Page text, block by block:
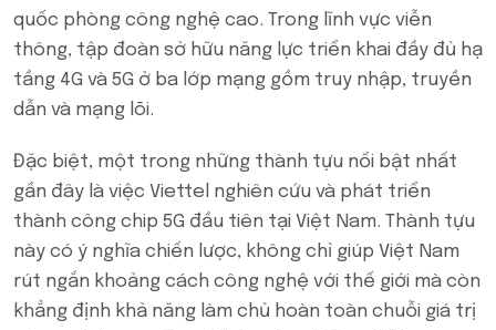
quốc phòng công nghệ cao. Trong lĩnh vực viễn
thông, tập đoàn sở hữu năng lực triển khai đầy đủ hạ
tầng 4G và 5G ở ba lớp mạng gồm truy nhập, truyền
dẫn và mạng lõi.
Đặc biệt, một trong những thành tựu nổi bật nhất
gần đây là việc Viettel nghiên cứu và phát triển
thành công chip 5G đầu tiên tại Việt Nam. Thành tựu
này có ý nghĩa chiến lược, không chỉ giúp Việt Nam
rút ngắn khoảng cách công nghệ với thế giới mà còn
khẳng định khả năng làm chủ hoàn toàn chuỗi giá trị